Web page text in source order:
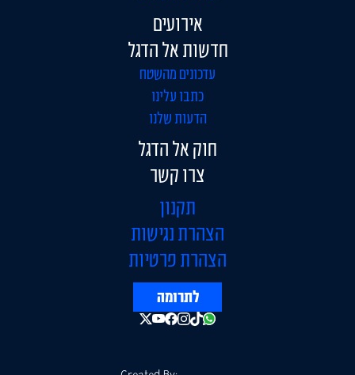
אירועים
חדשות אל הדגל
עדכונים מהשטח
כתבו עלינו
הדעות שלנו
חוק אל הדגל
צרו קשר
תקנון
הצהרת נגישות
הצהרת פרטיות
לתרומה